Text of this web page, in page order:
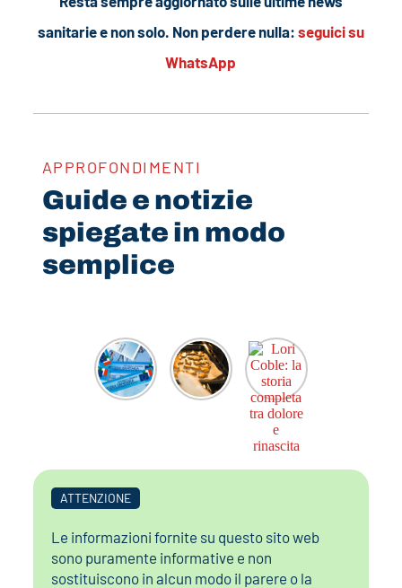
sanitarie e non solo. Non perdere nulla: seguici su
WhatsApp
APPROFONDIMENTI
Guide e notizie
spiegate in modo
semplice
ATTENZIONE
Le informazioni fornite su questo sito web
sono puramente informative e non
sostituiscono in alcun modo il parere o la